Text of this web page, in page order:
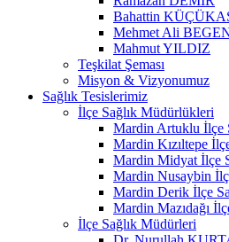
Bahattin
Mehmet Ali
Mahmut YILDIZ
Teşkilat Şeması
Misyon & Vizyonumuz
Sağlık Tesislerimiz
İlçe Sağlık Müdürlükleri
Mardin Artuklu İlçe
Mardin Kızıltepe
Mardin Midyat İlçe
Mardin Nusaybin
Mardin Derik İlçe
Mardin Mazıdağı
İlçe Sağlık Müdürleri